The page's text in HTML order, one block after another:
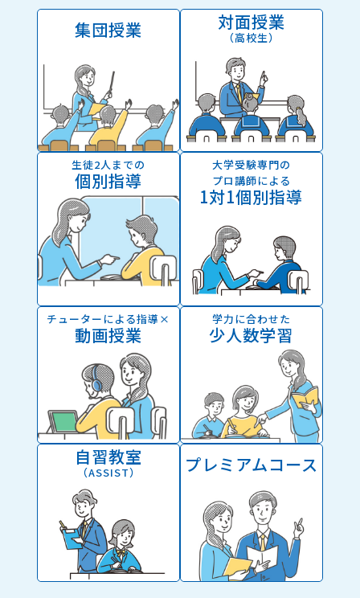
集団授業 対面授業
（高校生）
生徒2人までの
個別指導
大学受験専門の
プロ講師による
1対1個別指導
チューターによる指導×
動画授業
学力に合わせた
少人数学習
自習教室
（ASSIST） プレミアムコース